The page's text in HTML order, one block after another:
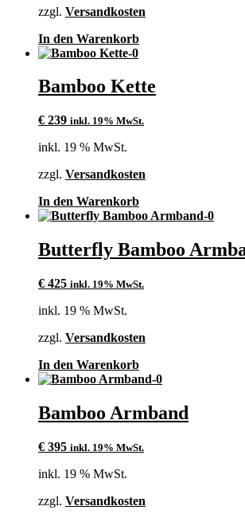
zzgl. Versandkosten
In den Warenkorb
Bamboo Kette
€ 239 inkl. 19% MwSt.
inkl. 19 % MwSt.
zzgl. Versandkosten
In den Warenkorb
Butterfly Bamboo
€ 425 inkl. 19% MwSt.
inkl. 19 % MwSt.
zzgl. Versandkosten
In den Warenkorb
Bamboo Armband
€ 395 inkl. 19% MwSt.
inkl. 19 % MwSt.
zzgl. Versandkosten